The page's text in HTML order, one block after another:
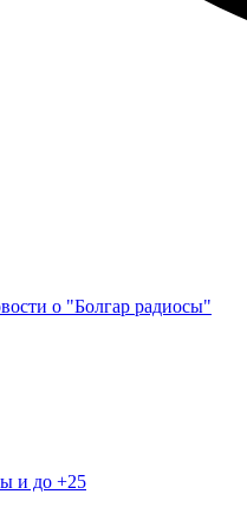
о "Болгар радиосы"
и до +25